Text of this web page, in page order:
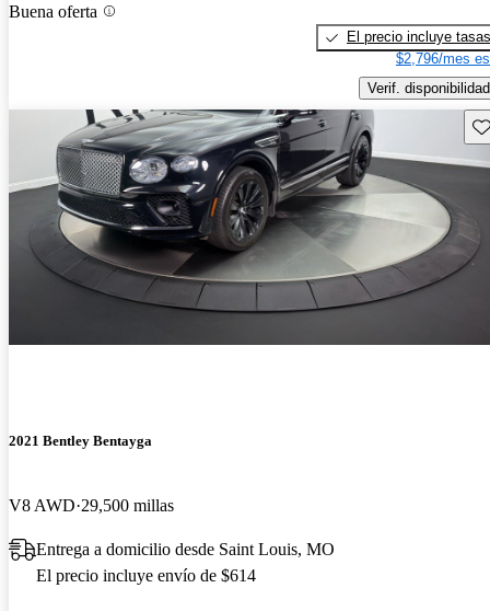
Buena oferta
El precio incluye tasas
$2,796/mes
Verif. disponibilidad
2021 Bentley Bentayga
V8 AWD 29,500 millas
Entrega a domicilio desde Saint Louis, MO
El precio incluye envío de $614